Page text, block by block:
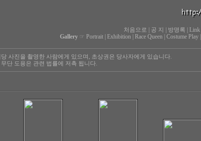
처음으로 공 지 방명록 Link|
Gallery☞ Portrait| Exhibition| Race Queen| Costume Play|
사진을 촬영한 사람에게 있으며, 초상권은 당사자에게 있습니다.
단 도용은 관련 법률에 저촉 됩니다.